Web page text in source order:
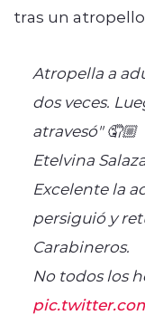
tras un
Atropella a
dos veces.
atravesó" 🤦🏼
Etelvina
Excelente la
persiguió y
Carabineros.
No todos los